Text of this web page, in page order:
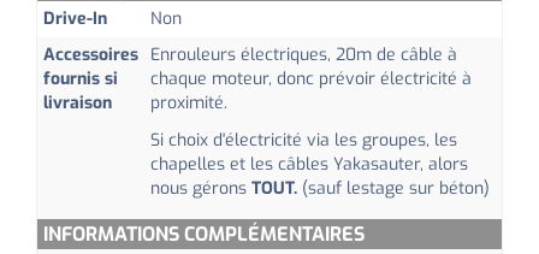
Drive-In
Non
Accessoires
fournis si
livraison
Enrouleurs électriques, 20m de câble à
chaque moteur, donc prévoir électricité à
proximité.
Si choix d'électricité via les groupes, les
chapelles et les câbles Yakasauter, alors
nous gérons TOUT. (sauf lestage sur béton)
INFORMATIONS COMPLÉMENTAIRES